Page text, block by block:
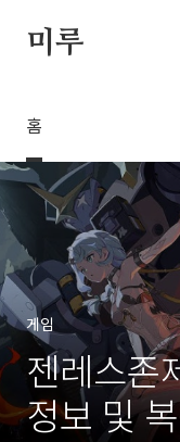
미루
홈
게임
젠레스존
정보 및